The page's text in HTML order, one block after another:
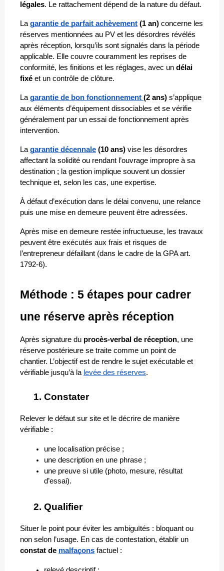
légales. Le rattachement dépend de la nature du défaut.
La garantie de parfait achèvement (1 an) concerne les
réserves mentionnées au PV et les désordres révélés
après réception, lorsqu’ils sont signalés dans la période
applicable. Elle couvre couramment les reprises de
conformité, les finitions et les réglages, avec un délai
fixé et un contrôle de clôture.
La garantie de bon fonctionnement (2 ans) s’applique
aux éléments d’équipement dissociables et se vérifie
généralement par un essai de fonctionnement après
intervention.
La garantie décennale (10 ans) vise les désordres
affectant la solidité ou rendant l’ouvrage impropre à sa
destination ; la gestion implique souvent un dossier
technique et, selon les cas, une expertise.
À défaut d’exécution dans le délai convenu, une relance
puis une mise en demeure peuvent être adressées.
Après mise en demeure restée infructueuse, les travaux
peuvent être exécutés aux frais et risques de
l’entrepreneur défaillant (dans le cadre de la GPA art.
1792-6).
Méthode : 5 étapes pour cadrer
une réserve après réception
Après signature du procès-verbal de réception, une
réserve postérieure se traite comme un point de
chantier. L’objectif est de rendre le sujet exécutable et
vérifiable jusqu’à la levée des réserves.
Constater
Relever le défaut sur site et le décrire de manière
vérifiable :
une localisation précise ;
une description en une phrase ;
une preuve si utile (photo, mesure, résultat
d’essai).
Qualifier
Situer le point pour éviter les ambiguïtés : bloquant ou
constat de malfaçons factuel :